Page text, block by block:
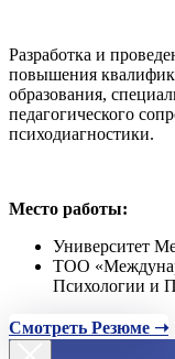
Разработка и
повышения
образования,
педагогического
психодиагностики.
Место работы:
Университет
ТОО
Психологии и
Смотреть Резюме ➝